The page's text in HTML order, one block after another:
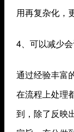
用再复杂化，
4、可以减少
通过经验丰富
在流程上处理
到，除了反映